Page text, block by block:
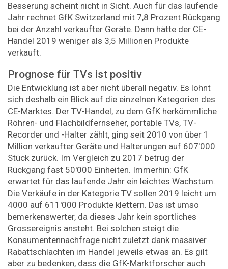
Besserung scheint nicht in Sicht. Auch für das laufende
Jahr rechnet GfK Switzerland mit 7,8 Prozent Rückgang
bei der Anzahl verkaufter Geräte. Dann hätte der CE-
Handel 2019 weniger als 3,5 Millionen Produkte
verkauft.
Prognose für TVs ist positiv
Die Entwicklung ist aber nicht überall negativ. Es lohnt
sich deshalb ein Blick auf die einzelnen Kategorien des
CE-Marktes. Der TV-Handel, zu dem GfK herkömmliche
Röhren- und Flachbildfernseher, portable TVs, TV-
Recorder und -Halter zählt, ging seit 2010 von über 1
Million verkaufter Geräte und Halterungen auf 607'000
Stück zurück. Im Vergleich zu 2017 betrug der
Rückgang fast 50'000 Einheiten. Immerhin: GfK
erwartet für das laufende Jahr ein leichtes Wachstum.
Die Verkäufe in der Kategorie TV sollen 2019 leicht um
4000 auf 611'000 Produkte klettern. Das ist umso
bemerkenswerter, da dieses Jahr kein sportliches
Grossereignis ansteht. Bei solchen steigt die
Konsumentennachfrage nicht zuletzt dank massiver
Rabattschlachten im Handel jeweils etwas an. Es gilt
aber zu bedenken, dass die GfK-Marktforscher auch